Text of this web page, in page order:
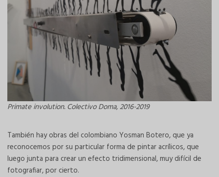
Primate involution. Colectivo Doma, 2016-2019
También hay obras del colombiano Yosman Botero, que ya
reconocemos por su particular forma de pintar acrílicos, que
luego junta para crear un efecto tridimensional, muy difícil de
fotografiar, por cierto.